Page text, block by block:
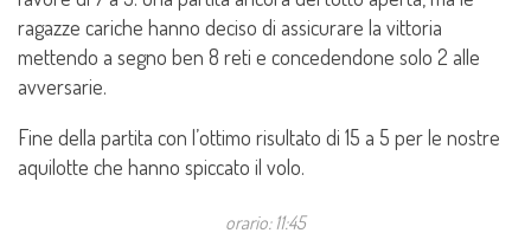
ragazze cariche hanno deciso di assicurare la vittoria
mettendo a segno ben 8 reti e concedendone solo 2 alle
avversarie.
Fine della partita con l’ottimo risultato di 15 a 5 per le nostre
aquilotte che hanno spiccato il volo.
orario: 11:45